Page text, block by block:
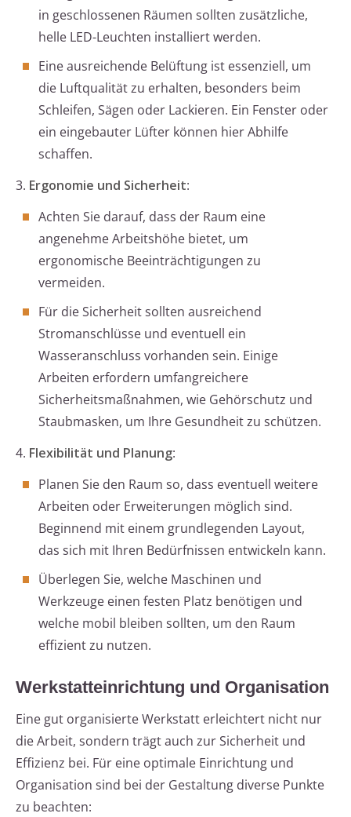
in geschlossenen Räumen sollten zusätzliche,
helle LED-Leuchten installiert werden.
Eine ausreichende Belüftung ist essenziell, um
die Luftqualität zu erhalten, besonders beim
Schleifen, Sägen oder Lackieren. Ein Fenster oder
ein eingebauter Lüfter können hier Abhilfe
schaffen.
3. Ergonomie und Sicherheit:
Achten Sie darauf, dass der Raum eine
angenehme Arbeitshöhe bietet, um
ergonomische Beeinträchtigungen zu
vermeiden.
Für die Sicherheit sollten ausreichend
Stromanschlüsse und eventuell ein
Wasseranschluss vorhanden sein. Einige
Arbeiten erfordern umfangreichere
Sicherheitsmaßnahmen, wie Gehörschutz und
Staubmasken, um Ihre Gesundheit zu schützen.
4. Flexibilität und Planung:
Planen Sie den Raum so, dass eventuell weitere
Arbeiten oder Erweiterungen möglich sind.
Beginnend mit einem grundlegenden Layout,
das sich mit Ihren Bedürfnissen entwickeln kann.
Überlegen Sie, welche Maschinen und
Werkzeuge einen festen Platz benötigen und
welche mobil bleiben sollten, um den Raum
effizient zu nutzen.
Werkstatteinrichtung und Organisation
Eine gut organisierte Werkstatt erleichtert nicht nur
die Arbeit, sondern trägt auch zur Sicherheit und
Effizienz bei. Für eine optimale Einrichtung und
Organisation sind bei der Gestaltung diverse Punkte
zu beachten: